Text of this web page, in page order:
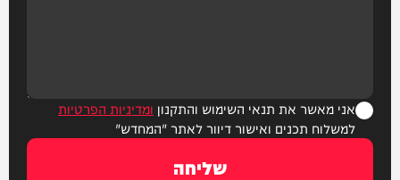
אני מאשר את תנאי השימוש והתקנון ומדיניות הפרטיות
למשלוח תכנים ואישור דיוור לאתר "המחדש"
שליחה